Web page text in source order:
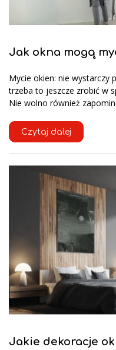
Jak okna mogą
Mycie okien: nie wystarczy
trzeba to jeszcze zrobić w
Nie wolno również
Czytaj dalej
Jakie dekoracje